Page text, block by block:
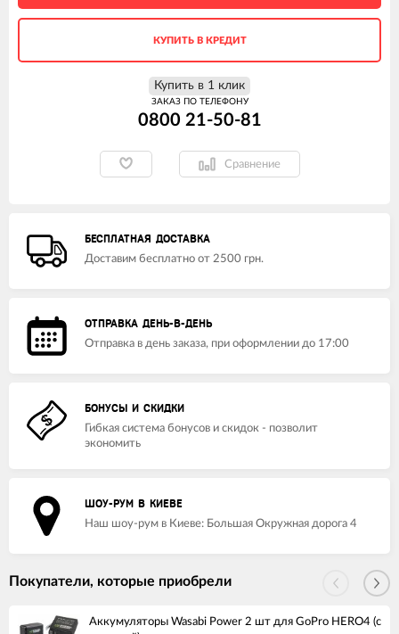
КУПИТЬ В КРЕДИТ
Купить в 1 клик
ЗАКАЗ ПО ТЕЛЕФОНУ
0800 21-50-81
Сравнение
БЕСПЛАТНАЯ ДОСТАВКА
Доставим бесплатно от 2500 грн.
ОТПРАВКА ДЕНЬ-В-ДЕНЬ
Отправка в день заказа, при оформлении до 17:00
БОНУСЫ И СКИДКИ
Гибкая система бонусов и скидок - позволит
экономить
ШОУ-РУМ В КИЕВЕ
Наш шоу-рум в Киеве: Большая Окружная дорога 4
Покупатели, которые приобрели
Аккумуляторы Wasabi Power 2 шт для GoPro HERO4 (с